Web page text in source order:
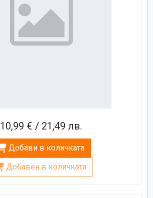
10,99 € / 21,49 лв.
Добави в количката
Добавен в количката